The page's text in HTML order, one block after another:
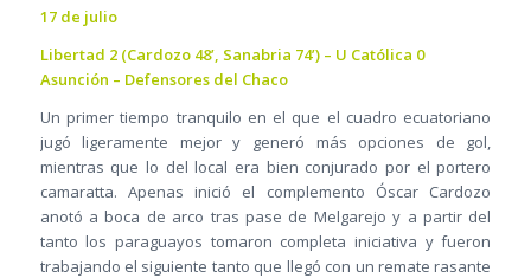
17 de julio
Libertad 2 (Cardozo 48’, Sanabria 74’) – U Católica 0
Asunción – Defensores del Chaco
Un primer tiempo tranquilo en el que el cuadro ecuatoriano
jugó ligeramente mejor y generó más opciones de gol,
mientras que lo del local era bien conjurado por el portero
camaratta. Apenas inició el complemento Óscar Cardozo
anotó a boca de arco tras pase de Melgarejo y a partir del
tanto los paraguayos tomaron completa iniciativa y fueron
trabajando el siguiente tanto que llegó con un remate rasante